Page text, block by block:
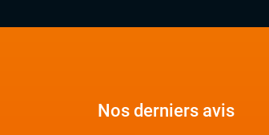
Nos derniers avis